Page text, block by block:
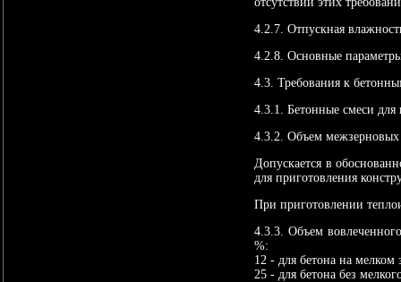
4.2.7. Отпускная
4.2.8. Основные
4.3. Требования к
4.3.1. Бетонные смеси для
4.3.2. Объем межзерновых
Допускается в
для приготовления
При приготовлении
4.3.3. Объем
%:
12 - для бетона на мелком
25 - для бетона без